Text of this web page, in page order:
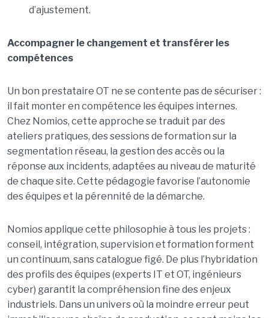
d’ajustement.
Accompagner le changement et transférer les
compétences
Un bon prestataire OT ne se contente pas de sécuriser :
il fait monter en compétence les équipes internes.
Chez Nomios, cette approche se traduit par des
ateliers pratiques, des sessions de formation sur la
segmentation réseau, la gestion des accès ou la
réponse aux incidents, adaptées au niveau de maturité
de chaque site. Cette pédagogie favorise l’autonomie
des équipes et la pérennité de la démarche.
Nomios applique cette philosophie à tous les projets :
conseil, intégration, supervision et formation forment
un continuum, sans catalogue figé. De plus l’hybridation
des profils des équipes (experts IT et OT, ingénieurs
cyber) garantit la compréhension fine des enjeux
industriels. Dans un univers où la moindre erreur peut